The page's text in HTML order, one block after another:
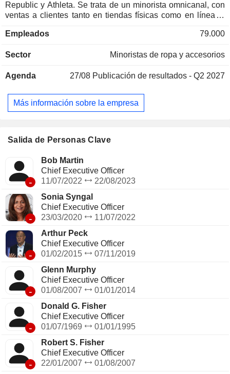
Republic y Athleta. Se trata de un minorista omnicanal, con
ventas a clientes tanto en tiendas físicas como en línea, a
acuerdos con terceros. Sus servicios omnicanal incluyen la
la búsqueda en tienda y el envío desde tienda, así como
Gap incluye marcas de ropa y accesorios para adultos que
GapBody y GapFit, así como colecciones de edición
limitada con GapStudio y con marcas asociadas. Athleta es
en tiendas gestionadas por la empresa en todo Estados
mundial y en línea.
Empleados 79.000
Sector Minoristas de ropa y accesorios
Agenda 27/08 Publicación de resultados - Q2 2027
Más información sobre la empresa
Salida de Personas Clave
-
Bob Martin
Chief Executive Officer
11/07/2022
22/08/2023
-
Sonia Syngal
Chief Executive Officer
23/03/2020
11/07/2022
-
Arthur Peck
Chief Executive Officer
01/02/2015
07/11/2019
-
Glenn Murphy
Chief Executive Officer
01/08/2007
01/01/2014
-
Donald G. Fisher
Chief Executive Officer
01/07/1969
01/01/1995
-
Robert S. Fisher
Chief Executive Officer
22/01/2007
01/08/2007